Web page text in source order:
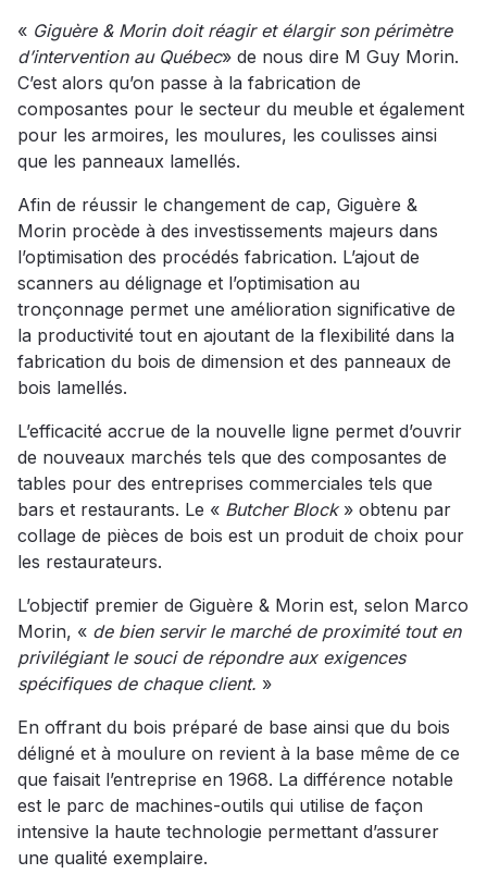
« Giguère & Morin doit réagir et élargir son périmètre
d’intervention au Québec» de nous dire M Guy Morin.
C’est alors qu’on passe à la fabrication de
composantes pour le secteur du meuble et également
pour les armoires, les moulures, les coulisses ainsi
que les panneaux lamellés.
Afin de réussir le changement de cap, Giguère &
Morin procède à des investissements majeurs dans
l’optimisation des procédés fabrication. L’ajout de
scanners au délignage et l’optimisation au
tronçonnage permet une amélioration significative de
la productivité tout en ajoutant de la flexibilité dans la
fabrication du bois de dimension et des panneaux de
bois lamellés.
L’efficacité accrue de la nouvelle ligne permet d’ouvrir
de nouveaux marchés tels que des composantes de
tables pour des entreprises commerciales tels que
bars et restaurants. Le « Butcher Block» obtenu par
collage de pièces de bois est un produit de choix pour
les restaurateurs.
L’objectif premier de Giguère & Morin est, selon Marco
Morin, « de bien servir le marché de proximité tout en
privilégiant le souci de répondre aux exigences
spécifiques de chaque client. »
En offrant du bois préparé de base ainsi que du bois
déligné et à moulure on revient à la base même de ce
que faisait l’entreprise en 1968. La différence notable
est le parc de machines-outils qui utilise de façon
intensive la haute technologie permettant d’assurer
une qualité exemplaire.